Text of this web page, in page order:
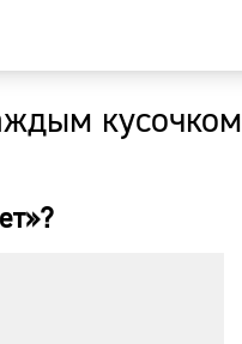
кусочком